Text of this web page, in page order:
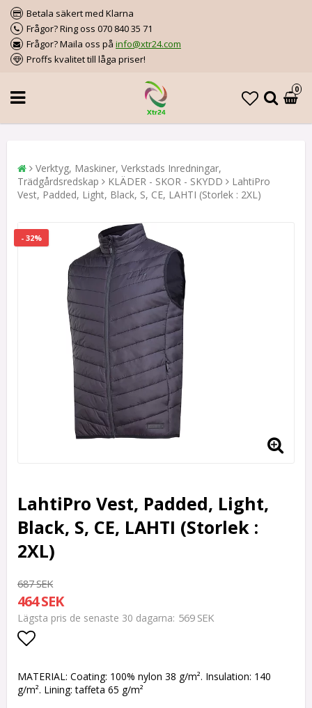
Betala säkert med Klarna
Frågor? Ring oss 070 840 35 71
Frågor? Maila oss på info@xtr24.com
Proffs kvalitet till låga priser!
0
Verktyg, Maskiner, Verkstads Inredningar,
Trädgårdsredskap
KLÄDER - SKOR - SKYDD
LahtiPro
Vest, Padded, Light, Black, S, CE, LAHTI (Storlek : 2XL)
- 32%
LahtiPro Vest, Padded, Light,
Black, S, CE, LAHTI (Storlek :
2XL)
687 SEK
464 SEK
Lägsta pris de senaste 30 dagarna 569 SEK
MATERIAL: Coating: 100% nylon 38 g/m². Insulation: 140
g/m². Lining: taffeta 65 g/m²